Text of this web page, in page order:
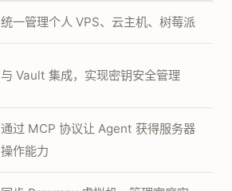
统一管理个人 VPS、云主机、树莓派
与 Vault 集成，实现密钥安全管理
通过 MCP 协议让 Agent 获得服务器
操作能力